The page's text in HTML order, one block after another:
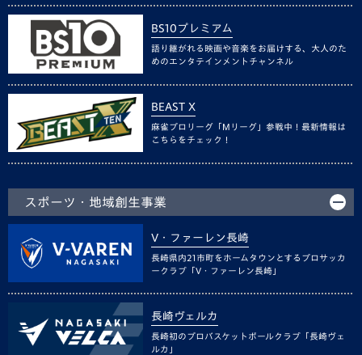
BS10プレミアム
語り継がれる映画や音楽をお届けする、大人のた
めのエンタテインメントチャンネル
BEAST X
麻雀プロリーグ「Mリーグ」参戦中！最新情報は
こちらをチェック！
スポーツ・地域創生事業
V・ファーレン長崎
長崎県内21市町をホームタウンとするプロサッカ
ークラブ「V・ファーレン長崎」
長崎ヴェルカ
長崎初のプロバスケットボールクラブ「長崎ヴェ
ルカ」